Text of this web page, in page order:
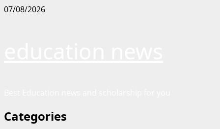
Skip
07/08/2026
Categories